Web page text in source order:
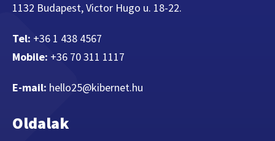
1132 Budapest, Victor Hugo u. 18-22.
Tel: +36 1 438 4567
Mobile: +36 70 311 1117
E-mail: hello25@kibernet.hu
Oldalak